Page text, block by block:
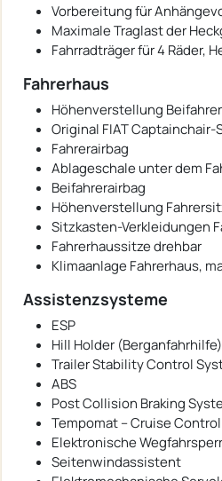
Vorbereitung für
Maximale Traglast der
Fahrradträger für 4 Räder,
Fahrerhaus
Höhenverstellung
Original FIAT
Fahrerairbag
Ablageschale unter dem
Beifahrerairbag
Höhenverstellung
Sitzkasten-Verkleidungen
Fahrerhaussitze drehbar
Klimaanlage Fahrerhaus,
Assistenzsysteme
ESP
Hill Holder (Berganfahrhilfe)
Trailer Stability Control
ABS
Post Collision Braking
Tempomat – Cruise Control
Elektronische
Seitenwindassistent